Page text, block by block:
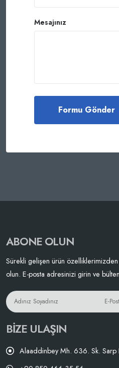
Mesajınız
ABONE OLUN
Sürekli gelişen ürün
olun. E-posta adresinizi girin ve
BIZE ULAŞIN
Alaaddinbey Mh. 636. Sk.